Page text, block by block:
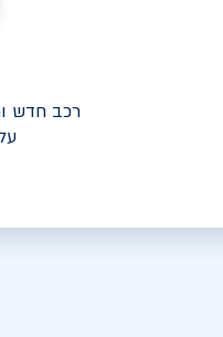
רכב חדש
מחיר חודשי